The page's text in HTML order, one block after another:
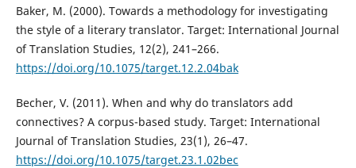
Baker, M. (2000). Towards a methodology for investigating
the style of a literary translator. Target: International Journal
of Translation Studies, 12(2), 241–266.
https://doi.org/10.1075/target.12.2.04bak
Becher, V. (2011). When and why do translators add
connectives? A corpus-based study. Target: International
Journal of Translation Studies, 23(1), 26–47.
https://doi.org/10.1075/target.23.1.02bec